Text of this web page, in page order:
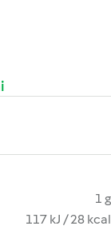
1 g
117 kJ / 28 kcal